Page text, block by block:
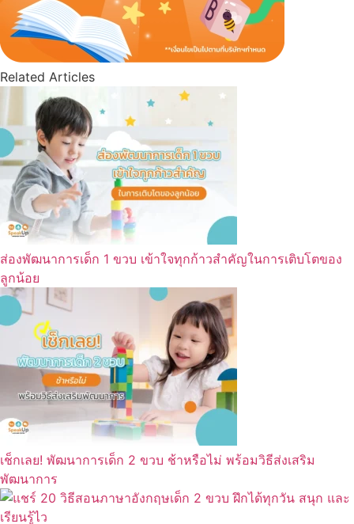
Related Articles
ส่องพัฒนาการเด็ก 1 ขวบ เข้าใจทุกก้าวสำคัญในการเติบโตของ
ลูกน้อย
เช็กเลย! พัฒนาการเด็ก 2 ขวบ ช้าหรือไม่ พร้อมวิธีส่งเสริม
พัฒนาการ